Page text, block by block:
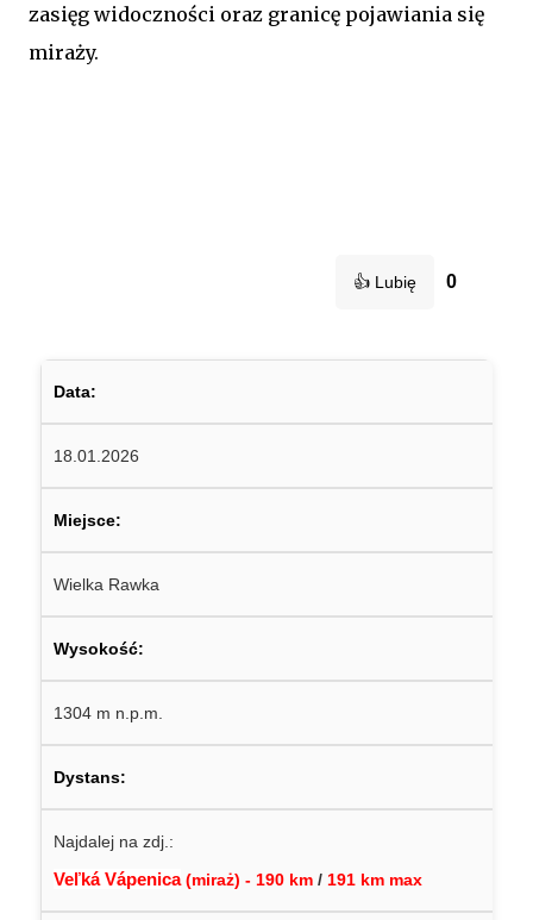
zasięg widoczności oraz granicę pojawiania się
miraży.
👍 Lubię 0
Data:
18.01.2026
Miejsce:
Wielka Rawka
Wysokość:
1304 m n.p.m.
Dystans:
Najdalej na zdj.:
Veľká Vápenica(miraż) - 190 km / 191 km max